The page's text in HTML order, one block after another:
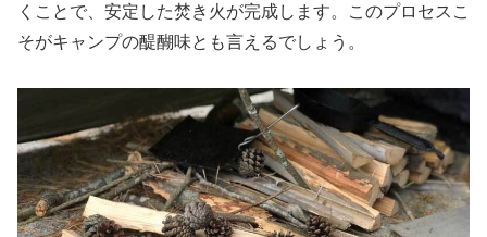
くことで、安定した焚き火が完成します。このプロセスこ
そがキャンプの醍醐味とも言えるでしょう。